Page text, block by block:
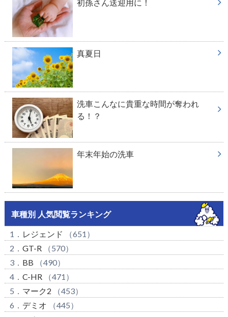
初孫さん送迎用に！
真夏日
洗車こんなに貴重な時間が奪われ
る！？
年末年始の洗車
車種別 人気閲覧ランキング
1． レジェンド
（651）
2． GT-R（570）
3． BB （490）
4． C-HR（471）
5． マーク2 （453）
6． デミオ （445）